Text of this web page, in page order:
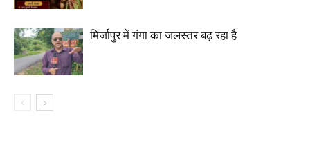
मिर्जापुर में गंगा का जलस्तर बढ़ रहा है